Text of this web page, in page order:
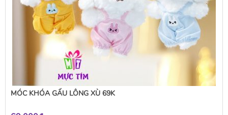
MÓC KHÓA GẤU LÔNG XÙ 69K